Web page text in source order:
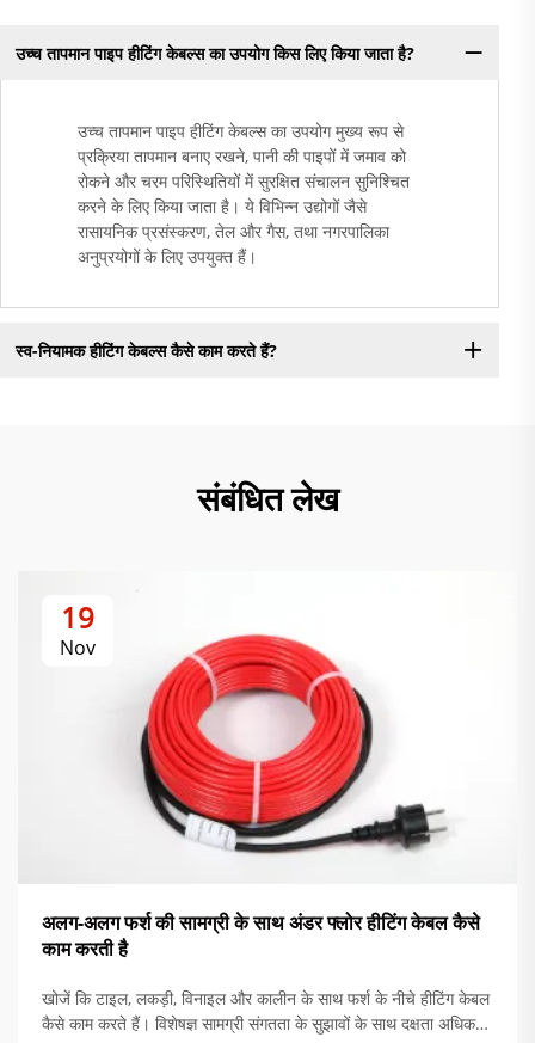
उच्च तापमान पाइप हीटिंग केबल्स का उपयोग किस लिए किया जाता है?
उच्च तापमान पाइप हीटिंग केबल्स का उपयोग मुख्य रूप से
प्रक्रिया तापमान बनाए रखने, पानी की पाइपों में जमाव को
रोकने और चरम परिस्थितियों में सुरक्षित संचालन सुनिश्चित
करने के लिए किया जाता है। ये विभिन्न उद्योगों जैसे
रासायनिक प्रसंस्करण, तेल और गैस, तथा नगरपालिका
अनुप्रयोगों के लिए उपयुक्त हैं।
स्व-नियामक हीटिंग केबल्स कैसे काम करते हैं?
संबंधित लेख
19
Nov
अलग-अलग फर्श की सामग्री के साथ अंडर फ्लोर हीटिंग केबल कैसे
काम करती है
खोजें कि टाइल, लकड़ी, विनाइल और कालीन के साथ फर्श के नीचे हीटिंग केबल
कैसे काम करते हैं। विशेषज्ञ सामग्री संगतता के सुझावों के साथ दक्षता अधिकतम